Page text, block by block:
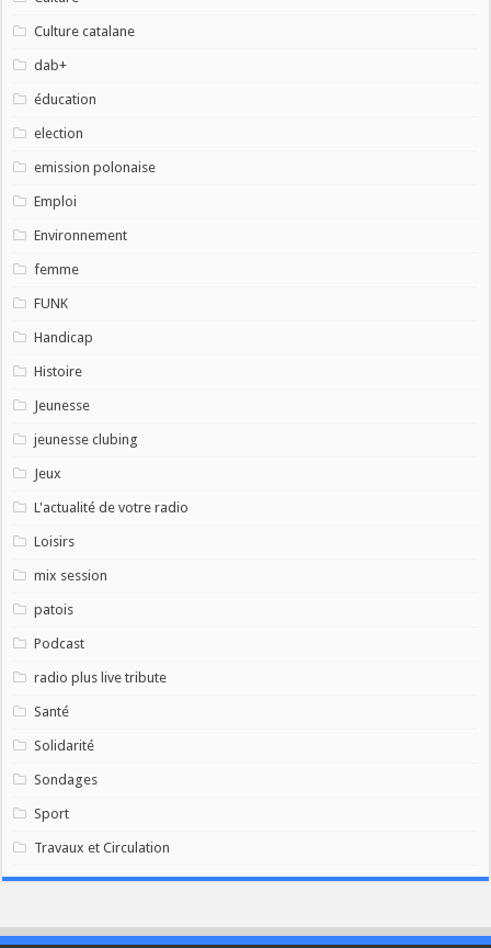
Culture catalane
dab+
éducation
election
emission polonaise
Emploi
Environnement
femme
FUNK
Handicap
Histoire
Jeunesse
jeunesse clubing
Jeux
L'actualité de votre radio
Loisirs
mix session
patois
Podcast
radio plus live tribute
Santé
Solidarité
Sondages
Sport
Travaux et Circulation